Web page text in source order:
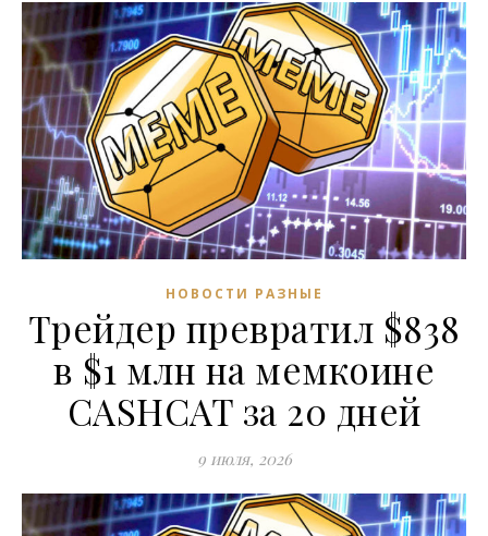
НОВОСТИ РАЗНЫЕ
Трейдер превратил $838
в $1 млн на мемкоине
CASHCAT за 20 дней
9 июля, 2026